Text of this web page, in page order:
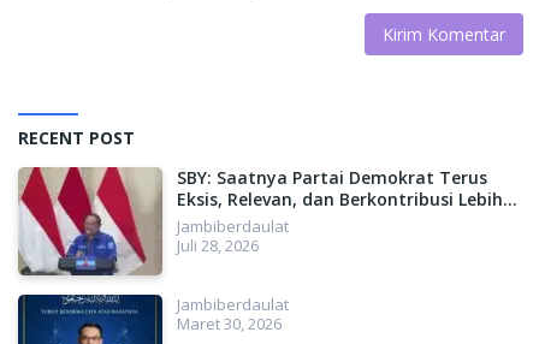
RECENT POST
SBY: Saatnya Partai Demokrat Terus
Eksis, Relevan, dan Berkontribusi Lebih
Besar untuk Indonesia
Jambiberdaulat
Juli 28, 2026
Jambiberdaulat
Maret 30, 2026